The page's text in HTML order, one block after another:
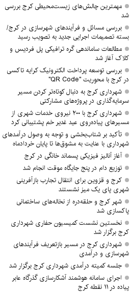
مهمترین چالش‌های زیست‌محیطی کرج بررسی
شد
بررسی مسائل و فرآیندهای شهرسازی در کرج/
بسته تصمیمات اجرایی جدید به تصویب رسید
مطالعات ساماندهی گره ترافیکی پل فردیس و
کلاک آغاز شد
بررسی توسعه پرداخت الکترونیک کرایه تاکسی
در کرج با محوریت "QR Code"
شهرداری کرج به دنبال کوتاه‌تر کردن مسیر
سرمایه‌گذاری در پروژه‌های مشارکتی
شهرداری کرج با ۲۰۰ نیروی خدمات شهری از
مسیرهای پیاده‌روی عید غدیر خم پشتیبانی کرد
تأکید بر شتاب‌بخشی و توجه به وصول درآمدهای
شهرداری با عنایت به مشوق‌ها تا پایان خردادماه
آغاز آنالیز فیزیکی پسماند خانگی در کرج
توزیع دام در پنج جایگاه موقت انجام شد
کرج و قزوین برای انتقال تجارب بازآفرینی
شهری پای یک میز نشستند
شهر کرج و حلقه‌دره از نخاله‌های ساختمانی
پاکسازی شد
نخستین نشست کمیسیون حفاری شهرداری
کرج برگزار شد
شهرداری کرج در مسیر بازتعریف فرآیندهای
شهرسازی و درآمدی
جلسه کمیته درآمدی شهرداری کرج برگزار شد
اجرای سامانه هوشمند آشکارسازی گذرگاه عابر
پیاده در ۱۱ نقطه کرج